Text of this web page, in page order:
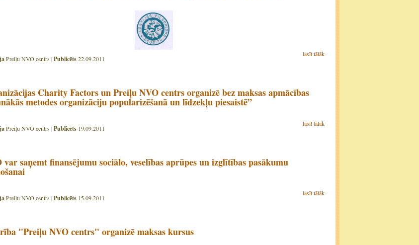
lasīt tālāk
Preiļu NVO centrs |Publicēts22.09.2011
Charity Factors un Preiļu NVO centrs organizē bez maksas apmācības
metodes organizāciju popularizēšanā un līdzekļu piesaistē”
lasīt tālāk
Preiļu NVO centrs |Publicēts 19.09.2011
var saņemt finansējumu sociālo, veselības aprūpes un izglītības pasākumu
lasīt tālāk
Preiļu NVO centrs |Publicēts 15.09.2011
"Preiļu NVO centrs" organizē maksas kursus